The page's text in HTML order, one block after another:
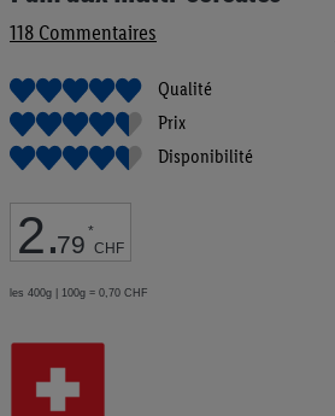
118 Commentaires
Qualité
Prix
Disponibilité
2.79 *
CHF
les 400g | 100g = 0,70 CHF
la
d’images